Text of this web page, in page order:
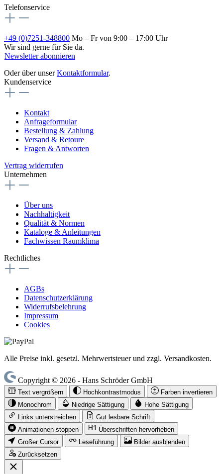
Telefonservice
+49 (0)7251-348800 Mo – Fr von 9:00 – 17:00 Uhr
Wir sind gerne für Sie da.
Newsletter abonnieren
Oder über unserKontaktformular.
Kundenservice
Kontakt
Anfrageformular
Bestellung & Zahlung
Versand & Retoure
Fragen & Antworten
Vertrag widerrufen
Unternehmen
Über uns
Nachhaltigkeit
Qualität & Normen
Kataloge & Anleitungen
Fachwissen Raumklima
Rechtliches
AGBs
Datenschutzerklärung
Widerrufsbelehrung
Impressum
Cookies
Alle Preise inkl. gesetzl. Mehrwertsteuer und zzgl. Versandkosten.
Copyright © 2026 - Hans Schröder GmbH
Text vergrößern Hochkontrastmodus
Farben invertieren
Monochrom
Niedrige Sättigung
Hohe Sättigung
Links unterstreichen
Gut lesbare Schrift
Animationen stoppen
Überschriften hervorheben
Großer Cursor
Leseführung
Bilder ausblenden
Zurücksetzen